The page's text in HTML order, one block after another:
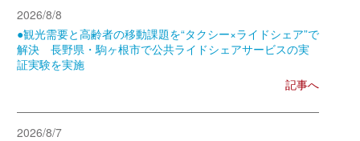
2026/8/8
●観光需要と高齢者の移動課題を“タクシー×ライドシェア”で
解決 長野県・駒ヶ根市で公共ライドシェアサービスの実
証実験を実施
記事へ
2026/8/7